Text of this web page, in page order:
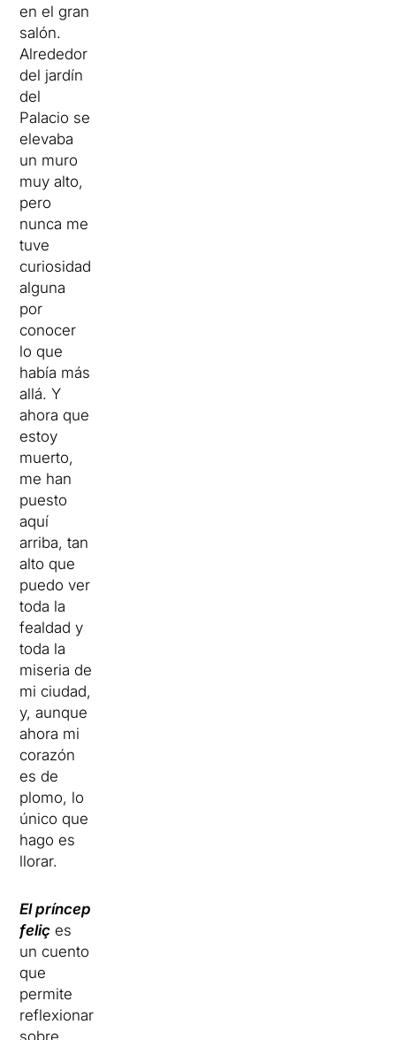
en el gran
salón.
Alrededor
del jardín
del
Palacio se
elevaba
un muro
muy alto,
pero
nunca me
tuve
curiosidad
alguna
por
conocer
lo que
había más
allá. Y
ahora que
estoy
muerto,
me han
puesto
aquí
arriba,tan
alto que
puedo ver
toda la
fealdad y
toda la
miseria de
mi ciudad,
y, aunque
ahora mi
corazón
es de
plomo, lo
único que
hago es
llorar.
El príncep
feliç es
un cuento
que
permite
reflexionar
sobre